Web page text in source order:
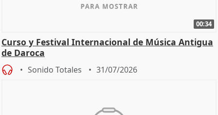
00:34
Curso y Festival Internacional de Música Antigua
de Daroca
Sonido Totales 31/07/2026